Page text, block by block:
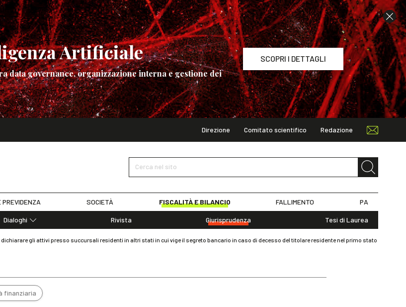
Artificiale
data governance, organizzazione interna e gestione dei
SCOPRI I DETTAGLI
Direzione Comitato scientifico Redazione
Cerca nel sito
PREVIDENZA SOCIETÀ FISCALITÀ E BILANCIO FALLIMENTO PA
Dialoghi
Rivista Giurisprudenza Tesi di Laurea
dichiarare gli attivi presso succursali residenti in altri stati in cui vige il segreto bancario in caso di decesso del titolare residente nel primo stato
finanziaria